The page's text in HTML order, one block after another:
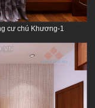
cư chú Khương-1